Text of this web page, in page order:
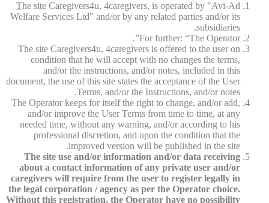
The site Caregivers4u, 4caregivers, is operated by "Avi-Ad
Welfare Services Ltd" and/or by any related parties and/or its
subsidiaries.
For further: “The Operator”.
The site Caregivers4u, 4caregivers is offered to the user on
condition that he will accept with no changes the terms,
and/or the instructions, and/or notes, included in this
document, the use of this site states the acceptance of the User
Terms, and/or the Instructions, and/or notes.
The Operator keeps for itself the right to change, and/or add,
and/or improve the User Terms from time to time, at any
needed time, without any warning, and/or according to his
professional discretion, and upon the condition that the
improved version will be published in the site.
The site use and/or information and/or data receiving
about a contact information of any private user and/or
caregivers will require from the user to register legally in
the legal corporation / agency as per the Operator choice.
Without this registration, the Operator have no possibility